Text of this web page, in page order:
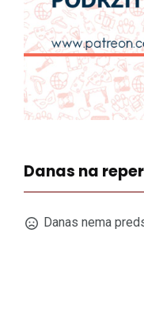
Danas na
Danas nema